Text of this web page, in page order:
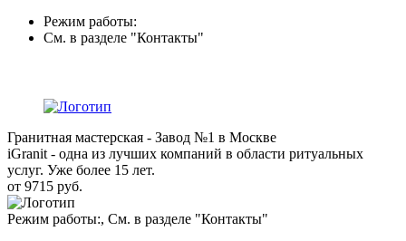
Режим работы:
См. в разделе "Контакты"
Гранитная мастерская - Завод №1 в Москве
iGranit - одна из лучших компаний в области ритуальных
услуг. Уже более 15 лет.
от 9715 руб.
Режим работы:, См. в разделе "Контакты"